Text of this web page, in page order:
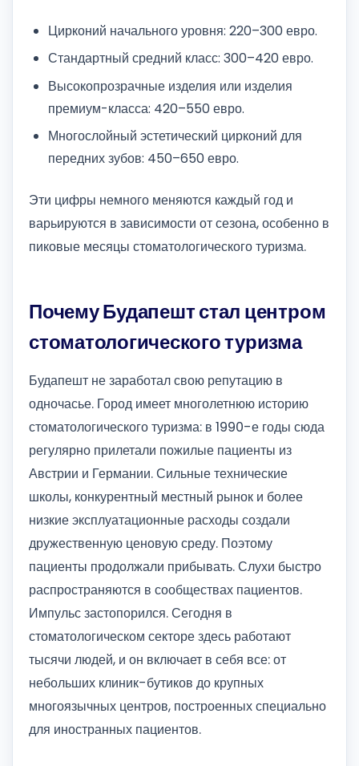
Цирконий начального уровня: 220–300 евро.
Стандартный средний класс: 300–420 евро.
Высокопрозрачные изделия или изделия
премиум-класса: 420–550 евро.
Многослойный эстетический цирконий для
передних зубов: 450–650 евро.
Эти цифры немного меняются каждый год и
варьируются в зависимости от сезона, особенно в
пиковые месяцы стоматологического туризма.
Почему Будапешт стал центром
стоматологического туризма
Будапешт не заработал свою репутацию в
одночасье. Город имеет многолетнюю историю
стоматологического туризма: в 1990-е годы сюда
регулярно прилетали пожилые пациенты из
Австрии и Германии. Сильные технические
школы, конкурентный местный рынок и более
низкие эксплуатационные расходы создали
дружественную ценовую среду. Поэтому
пациенты продолжали прибывать. Слухи быстро
распространяются в сообществах пациентов.
Импульс застопорился. Сегодня в
стоматологическом секторе здесь работают
тысячи людей, и он включает в себя все: от
небольших клиник-бутиков до крупных
многоязычных центров, построенных специально
для иностранных пациентов.